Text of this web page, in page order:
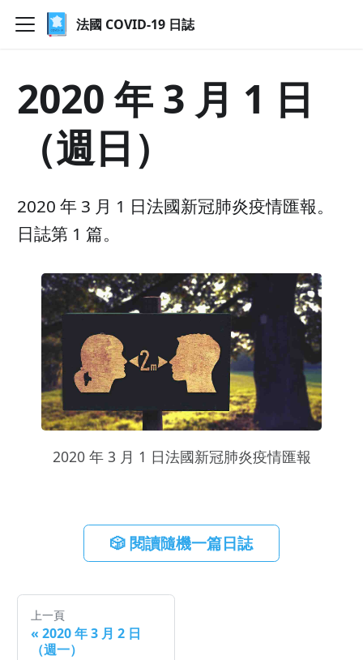
法國 COVID-19 日誌
2020 年 3 月 1 日
（週日）
2020 年 3 月 1 日法國新冠肺炎疫情匯報。
日誌第 1 篇。
2020 年 3 月 1 日法國新冠肺炎疫情匯報
🎲 閱讀隨機一篇日誌
上一頁
« 2020 年 3 月 2 日
（週一）